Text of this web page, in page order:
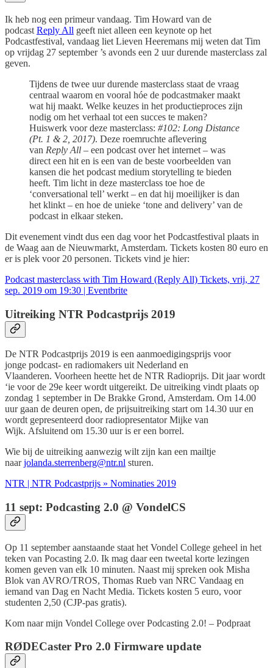
Ik heb nog een primeur vandaag. Tim Howard van de
podcast Reply All geeft niet alleen een keynote op het
Podcastfestival, vandaag liet Lieven Heeremans mij weten dat Tim
op vrijdag 27 september ’s avonds een 2 uur durende masterclass zal
geven.
Tijdens de twee uur durende masterclass staat de vraag
centraal waarom en vooral hóe de podcastmaker maakt
wat hij maakt. Welke keuzes in het productieproces zijn
nodig om het verhaal tot een succes te maken?
Huiswerk voor deze masterclass: #102: Long Distance
(Pt. 1 & 2, 2017). Deze roemruchte aflevering
van Reply All – een podcast over het internet – was
direct een hit en is een van de beste voorbeelden van
kansen die het podcast medium storytelling te bieden
heeft. Tim licht in deze masterclass toe hoe de
‘conversational tell’ werkt – en dat hij moeilijker is dan
het klinkt – en hoe de unieke ‘tone and delivery’ van de
podcast in elkaar steken.
Dit evenement vindt dus een dag voor het Podcastfestival plaats in
de Waag aan de Nieuwmarkt, Amsterdam. Tickets kosten 80 euro en
er is plek voor 20 personen. Tickets vind je hier:
Podcast masterclass with Tim Howard (Reply All) Tickets, vrij, 27
sep. 2019 om 19:30 | Eventbrite
Uitreiking NTR Podcastprijs 2019
De NTR Podcastprijs 2019 is een aanmoedigingsprijs voor
jonge podcast- en radiomakers uit Nederland en
Vlaanderen. Voorheen heette het de NTR Radioprijs. Dit jaar wordt
‘ie voor de 29e keer wordt uitgereikt. De uitreiking vindt plaats op
zondag 1 september in De Brakke Grond, Amsterdam. Om 14.00
uur gaan de deuren open, de prijsuitreiking start om 14.30 uur en
wordt gepresenteerd door radiopresentator Mijke van
Wijk. Afsluitend om 15.30 uur is er een borrel.
Wie bij de uitreiking aanwezig wilt zijn kan een mailtje
naarjolanda.sterrenberg@ntr.nl sturen.
NTR | NTR Podcastprijs » Nominaties 2019
11 sept: Podcasting 2.0 @ VondelCS
Op 11 september aanstaande staat het Vondel College geheel in het
teken van Pocasting 2.0. Ik mag daar een tweetal korte lezingen
komen geven van elk 10 minuten. Naast mij spreken ook Misha
Blok van AVRO/TROS, Thomas Rueb van NRC Vandaag en
iemand van Dag en Nacht Media. Tickets kosten 5 euro, voor
studenten 2,50 (CJP-pas gratis).
Kom naar mijn Vondel College over Podcasting 2.0! – Podpraat
RØDECaster Pro 2.0 Firmware update